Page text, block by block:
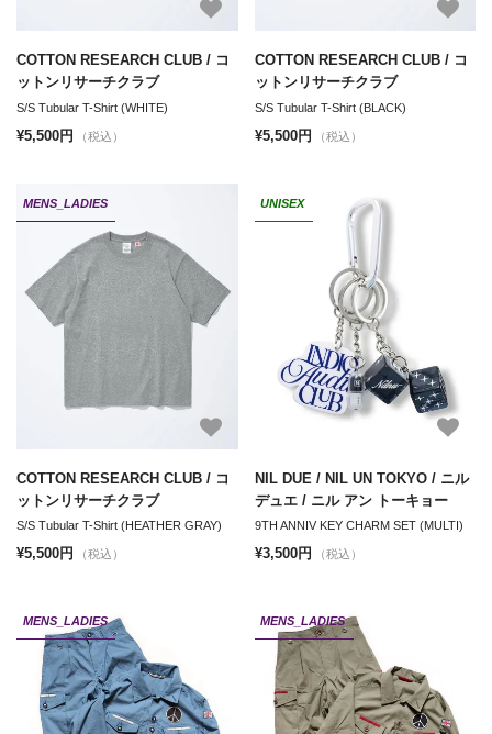
COTTON RESEARCH CLUB / コ
ットンリサーチクラブ
S/S Tubular T-Shirt (WHITE)
¥5,500円 （税込）
COTTON RESEARCH CLUB / コ
ットンリサーチクラブ
S/S Tubular T-Shirt (BLACK)
¥5,500円 （税込）
MENS_LADIES
COTTON RESEARCH CLUB / コ
ットンリサーチクラブ
S/S Tubular T-Shirt (HEATHER GRAY)
¥5,500円 （税込）
UNISEX
NIL DUE / NIL UN TOKYO / ニル
デュエ / ニル アン トーキョー
9TH ANNIV KEY CHARM SET (MULTI)
¥3,500円 （税込）
MENS_LADIES MENS_LADIES